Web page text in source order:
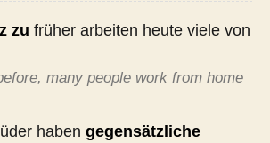
zu früher arbeiten heute viele von
many people work from home
haben gegensätzliche